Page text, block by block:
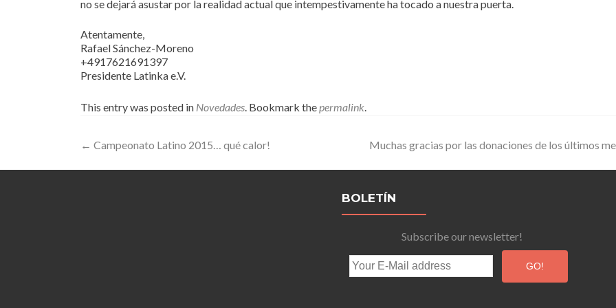
no se dejará asustar por la realidad actual que intempestivamente ha tocado a nuestra puerta.
Atentamente,
Rafael Sánchez-Moreno
+4917621691397
Presidente Latinka e.V.
This entry was posted in Novedades. Bookmark thepermalink.
Post
navigation
← Campeonato Latino 2015… qué calor! Muchas gracias por las donaciones de los últimos
BOLETÍN
Subscribe our newsletter!